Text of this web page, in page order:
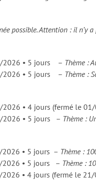
possible. Attention : il n’y
2026 • 5 jours – Thème :
2026 • 5 jours – Thème :
• 4 jours (fermé le
2026 • 5 jours – Thème :
• 5 jours – Thème :
2026 • 5 jours – Thème :
• 4 jours (fermé le